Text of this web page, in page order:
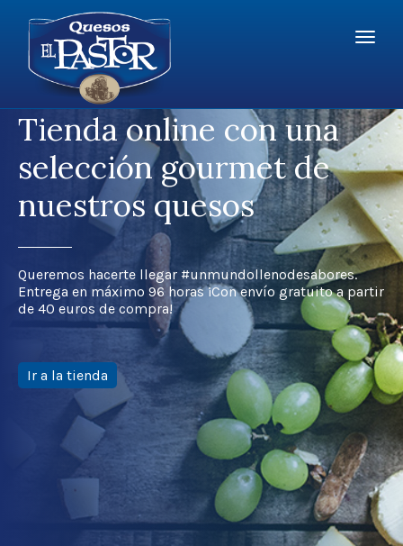
Pastor
Menú
Tienda online con una
selección gourmet de
nuestros quesos
Queremos hacerte llegar #unmundollenodesabores.
Entrega en máximo 96 horas ¡Con envío gratuito a partir
de 40 euros de compra!
Ir a la tienda